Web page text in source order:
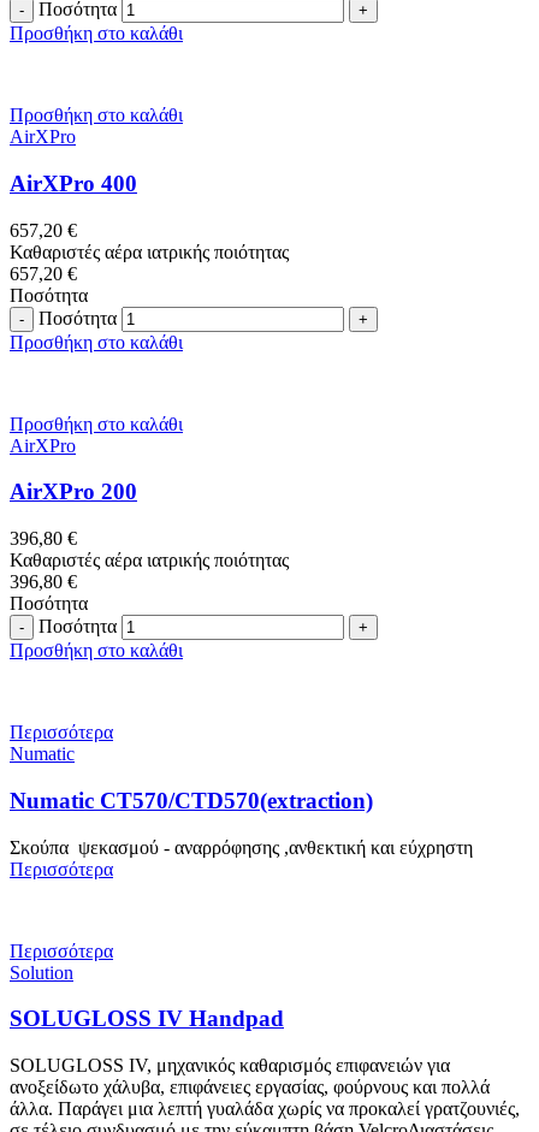
Ποσότητα
Προσθήκη στο καλάθι
Προσθήκη στο καλάθι
AirXPro
AirXPro 400
657,20 €
Καθαριστές αέρα ιατρικής ποιότητας
657,20 €
Ποσότητα
Ποσότητα
Προσθήκη στο καλάθι
Προσθήκη στο καλάθι
AirXPro
AirXPro 200
396,80 €
Καθαριστές αέρα ιατρικής ποιότητας
396,80 €
Ποσότητα
Ποσότητα
Προσθήκη στο καλάθι
Περισσότερα
Numatic
Numatic CT570/CTD570(extraction)
Σκούπα ψεκασμού - αναρρόφησης ,ανθεκτική και εύχρηστη
Περισσότερα
Περισσότερα
Solution
SOLUGLOSS IV Handpad
SOLUGLOSS IV, μηχανικός καθαρισμός επιφανειών για
ανοξείδωτο χάλυβα, επιφάνειες εργασίας, φούρνους και πολλά
άλλα. Παράγει μια λεπτή γυαλάδα χωρίς να προκαλεί γρατζουνιές,